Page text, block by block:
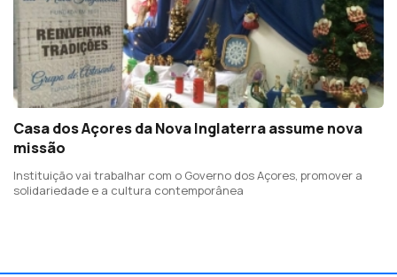
Casa dos Açores da Nova Inglaterra assume nova
missão
Instituição vai trabalhar com o Governo dos Açores, promover a
solidariedade e a cultura contemporânea